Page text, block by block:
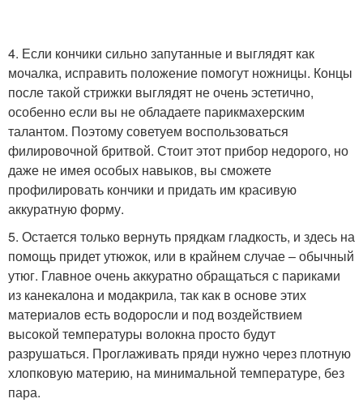
4. Если кончики сильно запутанные и выглядят как
мочалка, исправить положение помогут ножницы. Концы
после такой стрижки выглядят не очень эстетично,
особенно если вы не обладаете парикмахерским
талантом. Поэтому советуем воспользоваться
филировочной бритвой. Стоит этот прибор недорого, но
даже не имея особых навыков, вы сможете
профилировать кончики и придать им красивую
аккуратную форму.
5. Остается только вернуть прядкам гладкость, и здесь на
помощь придет утюжок, или в крайнем случае – обычный
утюг. Главное очень аккуратно обращаться с париками
из канекалона и модакрила, так как в основе этих
материалов есть водоросли и под воздействием
высокой температуры волокна просто будут
разрушаться. Проглаживать пряди нужно через плотную
хлопковую материю, на минимальной температуре, без
пара.